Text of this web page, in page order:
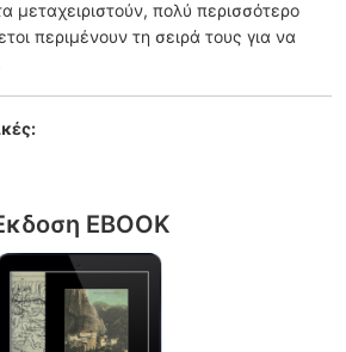
μεταχειριστούν, πολύ περισσότερο
περιμένουν τη σειρά τους για να
EBOOK